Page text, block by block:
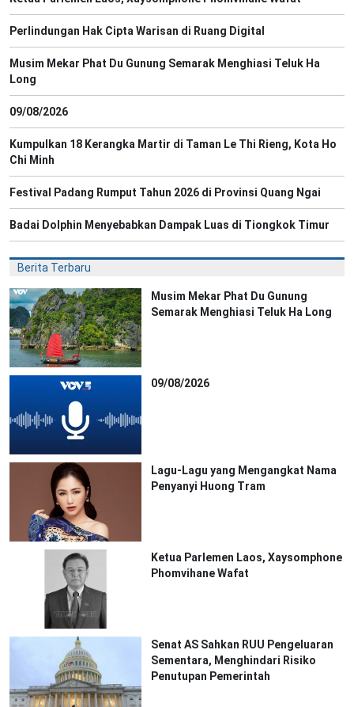
Perlindungan Hak Cipta Warisan di Ruang Digital
Musim Mekar Phat Du Gunung Semarak Menghiasi Teluk Ha
Long
09/08/2026
Kumpulkan 18 Kerangka Martir di Taman Le Thi Rieng, Kota Ho
Chi Minh
Festival Padang Rumput Tahun 2026 di Provinsi Quang Ngai
Badai Dolphin Menyebabkan Dampak Luas di Tiongkok Timur
Berita Terbaru
Musim Mekar Phat Du Gunung
Semarak Menghiasi Teluk Ha Long
09/08/2026
Lagu-Lagu yang Mengangkat Nama
Penyanyi Huong Tram
Ketua Parlemen Laos, Xaysomphone
Phomvihane Wafat
Senat AS Sahkan RUU Pengeluaran
Sementara, Menghindari Risiko
Penutupan Pemerintah